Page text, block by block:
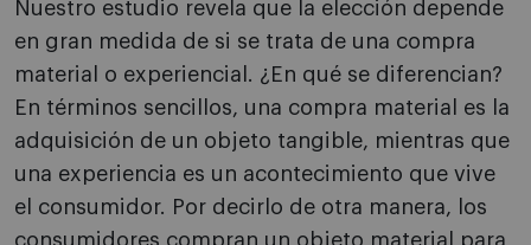
Nuestro estudio revela que la elección depende
en gran medida de si se trata de una compra
material o experiencial. ¿En qué se diferencian?
En términos sencillos, una compra material es la
adquisición de un objeto tangible, mientras que
una experiencia es un acontecimiento que vive
el consumidor. Por decirlo de otra manera, los
consumidores compran un objeto material para